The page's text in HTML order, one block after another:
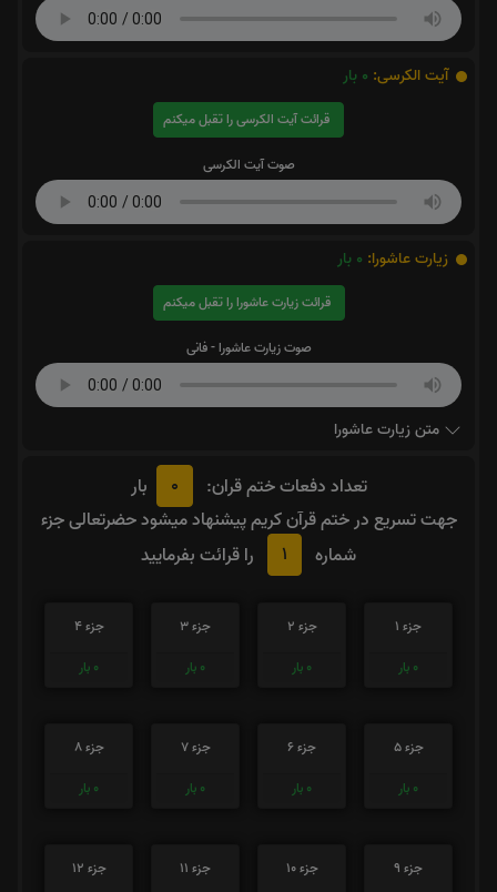
آیت الکرسی: 0 بار
قرائت آیت الکرسی را تقبل میکنم
صوت آیت الکرسی
زیارت عاشورا: 0 بار
قرائت زیارت عاشورا را تقبل میکنم
صوت زیارت عاشورا - فانی
متن زیارت عاشورا
تعداد دفعات ختم قران: 0
بار
جهت تسریع در ختم قرآن کریم پیشنهاد میشود حضرتعالی جزء
شماره
1 را قرائت بفرمایید
جزء 1
0 بار
جزء 2
0 بار
جزء 3
0 بار
جزء 4
0 بار
جزء 5
0 بار
جزء 6
0 بار
جزء 7
0 بار
جزء 8
0 بار
جزء 9
جزء 10
جزء 11
جزء 12